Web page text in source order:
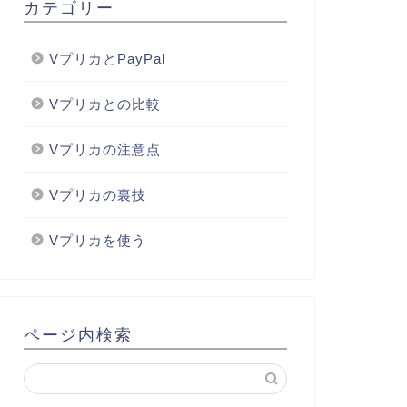
カテゴリー
VプリカとPayPal
Vプリカとの比較
Vプリカの注意点
Vプリカの裏技
Vプリカを使う
ページ内検索